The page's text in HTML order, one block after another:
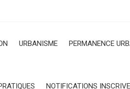
URBANISME PERMANENCE
NOTIFICATIONS